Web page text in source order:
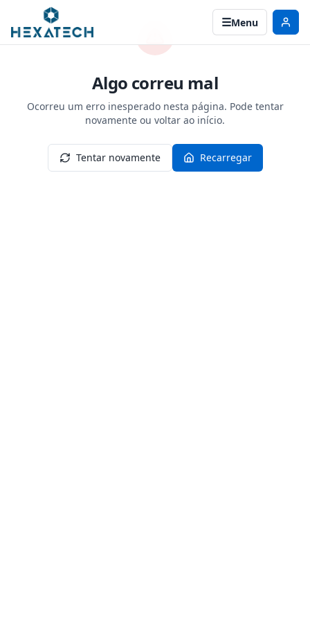
Menu
Algo correu mal
Ocorreu um erro inesperado nesta página. Pode tentar
novamente ou voltar ao início.
Tentar novamente Recarregar